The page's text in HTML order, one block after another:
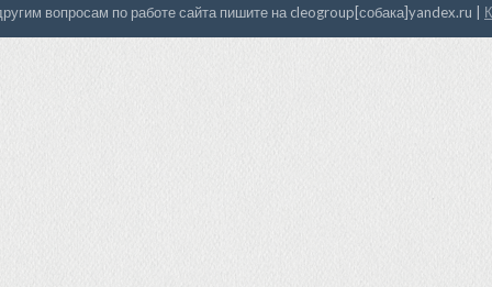
вопросам по работе сайта пишите на cleogroup[собака]yandex.ru |